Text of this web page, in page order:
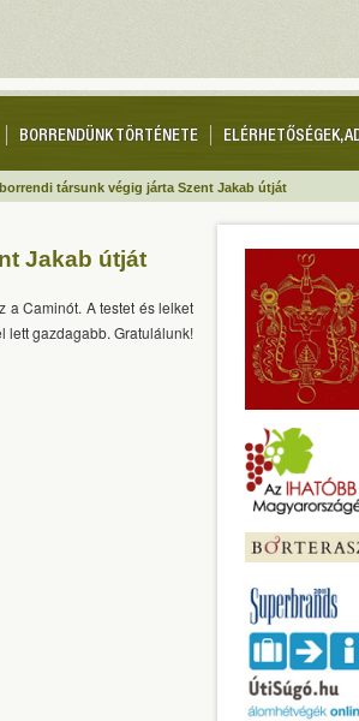
ELÉRHETŐSÉGEK,
BORRENDÜNK TÖRTÉNETE
társunk végig járta Szent Jakab útját
Jakab útját
a Caminót. A testet és lelket
lett gazdagabb. Gratulálunk!